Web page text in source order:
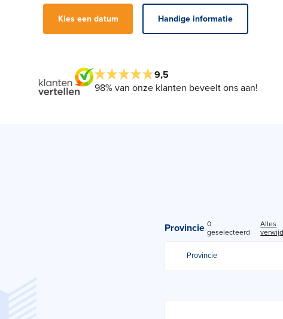
Kies een datum Handige informatie
9,5
98% van onze klanten beveelt ons aan!
Provincie 0
geselecteerd
Alles
Provincie